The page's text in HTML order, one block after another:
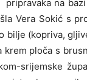
pripravaka na
Vera Sokić s
bilje (kopriva,
ploča s
srijemske